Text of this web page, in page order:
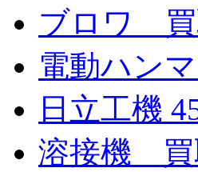
ブロワ 買
電動ハン
日立工機
溶接機 買